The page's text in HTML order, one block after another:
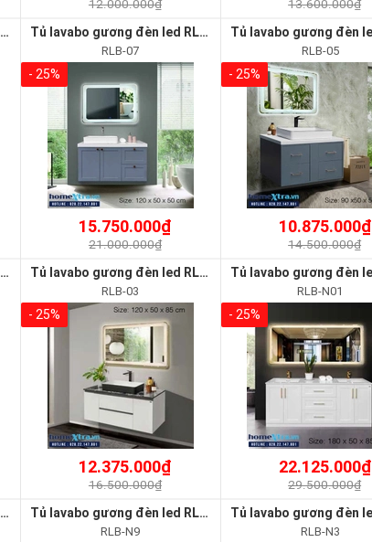
12.000.000₫ 13.600.000₫
Tủ lavabo gương đèn led RLB-06 Tủ lavabo gương đèn led RLB-07
RLB-07
- 25%
15.750.000₫
21.000.000₫
RLB-05
- 25%
10.875.000₫
14.500.000₫
Tủ lavabo gương đèn led RLB-02 Tủ lavabo gương đèn led RLB-03
RLB-03
- 25%
12.375.000₫
16.500.000₫
RLB-N01
- 25%
22.125.000₫
29.500.000₫
Tủ lavabo gương đèn led RLB-N11 Tủ lavabo gương đèn led RLB-N9
RLB-N9 RLB-N3